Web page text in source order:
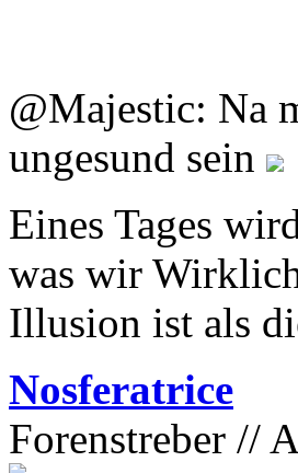
@Majestic: Na
ungesund sein
Eines Tages
was wir
Illusion ist als
Nosferatrice
Forenstreber //